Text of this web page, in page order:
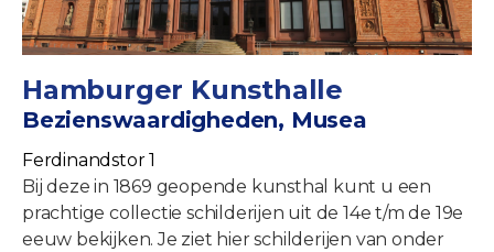
Hamburger Kunsthalle
Bezienswaardigheden, Musea
Ferdinandstor 1
Bij deze in 1869 geopende kunsthal kunt u een
prachtige collectie schilderijen uit de 14e t/m de 19e
eeuw bekijken. Je ziet hier schilderijen van onder